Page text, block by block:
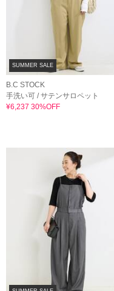
SUMMER SALE
B.C STOCK
手洗い可 / サテンサロペット
¥6,237 30%OFF